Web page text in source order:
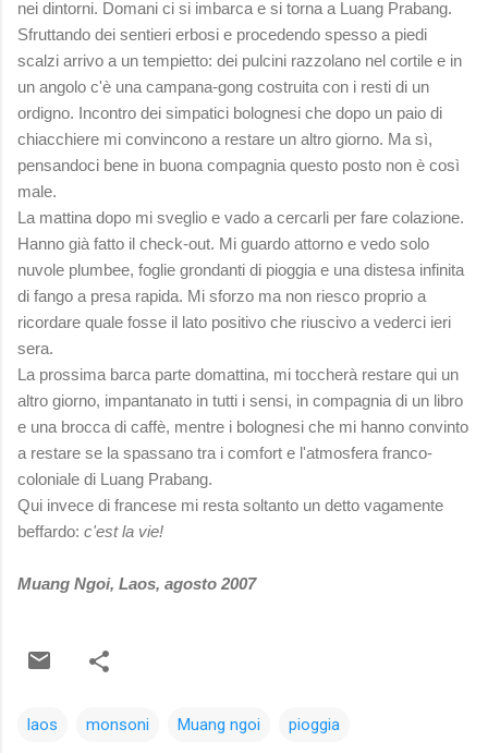
nei dintorni. Domani ci si imbarca e si torna a Luang Prabang.
Sfruttando dei sentieri erbosi e procedendo spesso a piedi
scalzi arrivo a un tempietto: dei pulcini razzolano nel cortile e in
un angolo c'è una campana-gong costruita con i resti di un
ordigno. Incontro dei simpatici bolognesi che dopo un paio di
chiacchiere mi convincono a restare un altro giorno. Ma sì,
pensandoci bene in buona compagnia questo posto non è così
male.
La mattina dopo mi sveglio e vado a cercarli per fare colazione.
Hanno già fatto il check-out. Mi guardo attorno e vedo solo
nuvole plumbee, foglie grondanti di pioggia e una distesa infinita
di fango a presa rapida. Mi sforzo ma non riesco proprio a
ricordare quale fosse il lato positivo che riuscivo a vederci ieri
sera.
La prossima barca parte domattina, mi toccherà restare qui un
altro giorno, impantanato in tutti i sensi, in compagnia di un libro
e una brocca di caffè, mentre i bolognesi che mi hanno convinto
a restare se la spassano tra i comfort e l'atmosfera franco-
coloniale di Luang Prabang.
Qui invece di francese mi resta soltanto un detto vagamente
beffardo: c'est la vie!
Muang Ngoi, Laos, agosto 2007
laos monsoni Muang ngoi pioggia